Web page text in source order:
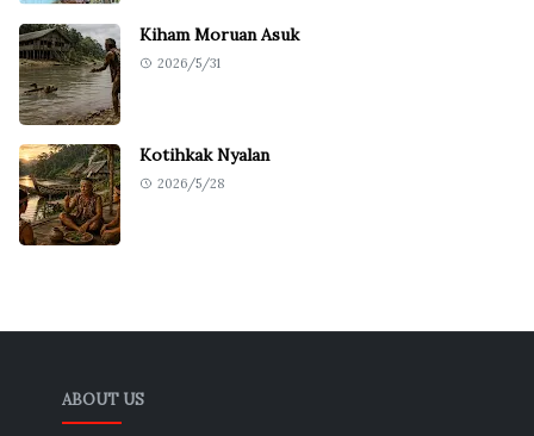
Kiham Moruan Asuk
2026/5/31
Kotihkak Nyalan
2026/5/28
ABOUT US